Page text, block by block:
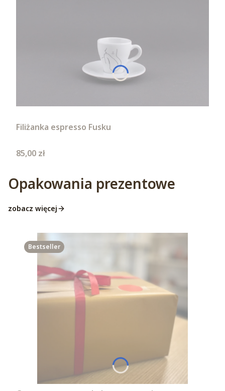
Filiżanka espresso Fusku
Cena
85,00 zł
Opakowania prezentowe
zobacz więcej
Bestseller